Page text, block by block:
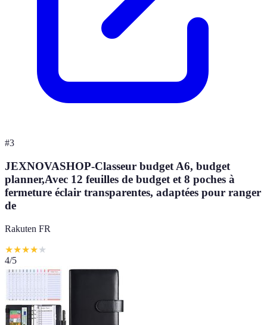
#3
JEXNOVASHOP-Classeur budget A6, budget
planner,Avec 12 feuilles de budget et 8 poches à
fermeture éclair transparentes, adaptées pour ranger
de
Rakuten FR
★★★★★
4/5